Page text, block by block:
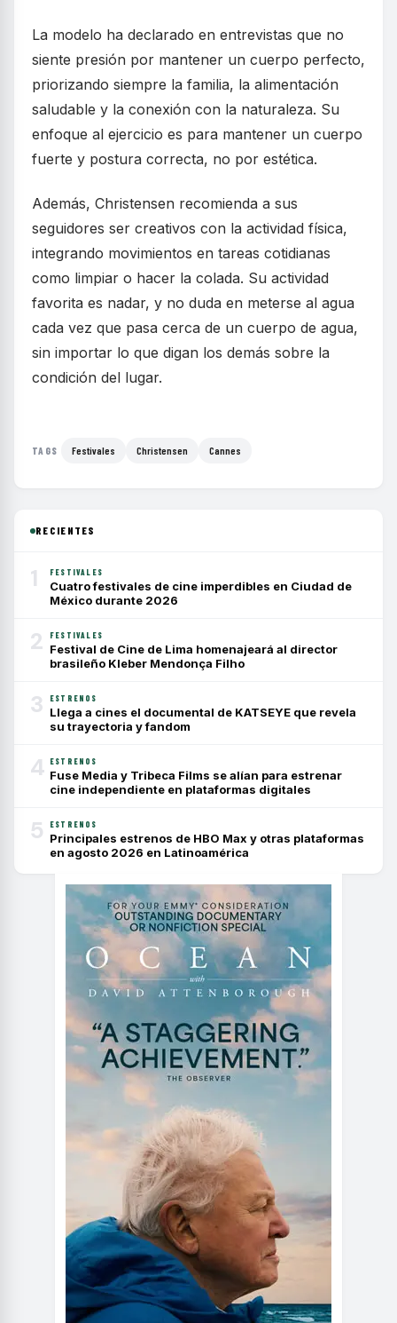
La modelo ha declarado en entrevistas que no
siente presión por mantener un cuerpo perfecto,
priorizando siempre la familia, la alimentación
saludable y la conexión con la naturaleza. Su
enfoque al ejercicio es para mantener un cuerpo
fuerte y postura correcta, no por estética.
Además, Christensen recomienda a sus
seguidores ser creativos con la actividad física,
integrando movimientos en tareas cotidianas
como limpiar o hacer la colada. Su actividad
favorita es nadar, y no duda en meterse al agua
cada vez que pasa cerca de un cuerpo de agua,
sin importar lo que digan los demás sobre la
condición del lugar.
TAGS Festivales Christensen Cannes
RECIENTES
1 FESTIVALES
Cuatro festivales de cine imperdibles en Ciudad de
México durante 2026
2 FESTIVALES
Festival de Cine de Lima homenajeará al director
brasileño Kleber Mendonça Filho
3 ESTRENOS
Llega a cines el documental de KATSEYE que revela
su trayectoria y fandom
4 ESTRENOS
Fuse Media y Tribeca Films se alían para estrenar
cine independiente en plataformas digitales
5 ESTRENOS
Principales estrenos de HBO Max y otras plataformas
en agosto 2026 en Latinoamérica